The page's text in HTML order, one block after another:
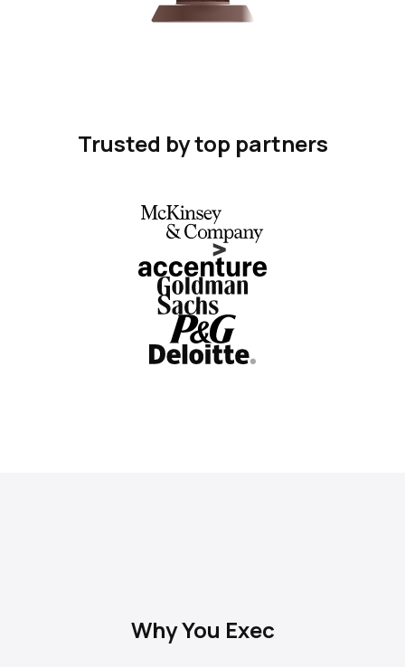
Trusted by top partners
Why You Exec